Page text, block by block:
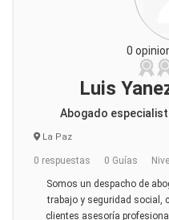
0
Luis
Abogado
La Paz
0 respuestas 0 Guías
Somos un despacho de
trabajo y seguridad social,
clientes asesoría